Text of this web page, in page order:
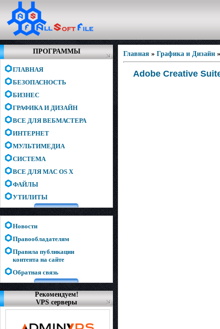
ПРОГРАММЫ
ГЛАВНАЯ
БЕЗОПАСНОСТЬ
БИЗНЕС
ГРАФИКА И ДИЗАЙН
ВСЕ ДЛЯ ВЕБМАСТЕРА
ИНТЕРНЕТ
МУЛЬТИМЕДИА
СИСТЕМА
ВСЕ ДЛЯ MAC OS X
ФАЙЛЫ
УТИЛИТЫ
Новости
Правообладателям
Правила публикации
контента на сайте
Обратная связь
Рекомендуем!
VPS серверы
Главная » Графика и Дизайн
Adobe Creative